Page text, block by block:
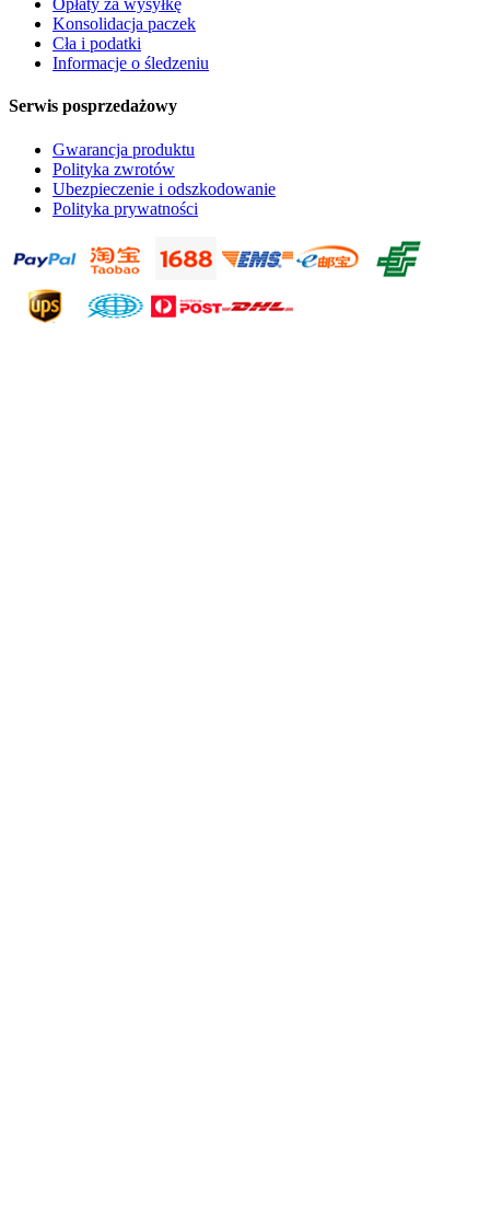
Opłaty za wysyłkę
Konsolidacja paczek
Cła i podatki
Informacje o śledzeniu
Serwis posprzedażowy
Gwarancja produktu
Polityka zwrotów
Ubezpieczenie i odszkodowanie
Polityka prywatności